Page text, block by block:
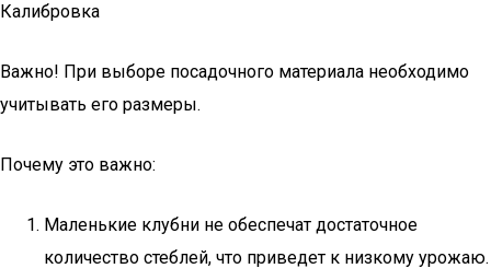
Калибровка
Важно! При выборе посадочного материала необходимо
учитывать его размеры.
Почему это важно:
Маленькие клубни не обеспечат достаточное
количество стеблей, что приведет к низкому урожаю.